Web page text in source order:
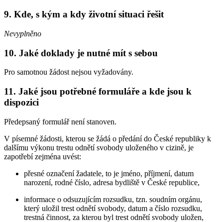
9. Kde, s kým a kdy životní situaci řešit
Nevyplněno
10. Jaké doklady je nutné mít s sebou
Pro samotnou žádost nejsou vyžadovány.
11. Jaké jsou potřebné formuláře a kde jsou k
dispozici
Předepsaný formulář není stanoven.
V písemné žádosti, kterou se žádá o předání do České republiky k
dalšímu výkonu trestu odnětí svobody uloženého v cizině, je
zapotřebí zejména uvést:
přesné označení žadatele, to je jméno, příjmení, datum
narození, rodné číslo, adresa bydliště v České republice,
informace o odsuzujícím rozsudku, tzn. soudním orgánu,
který uložil trest odnětí svobody, datum a číslo rozsudku,
trestná činnost, za kterou byl trest odnětí svobody uložen,